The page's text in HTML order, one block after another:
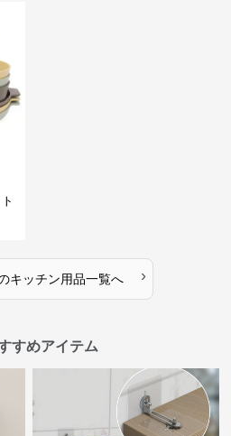
キッチン用品一覧へ ›
すめアイテム